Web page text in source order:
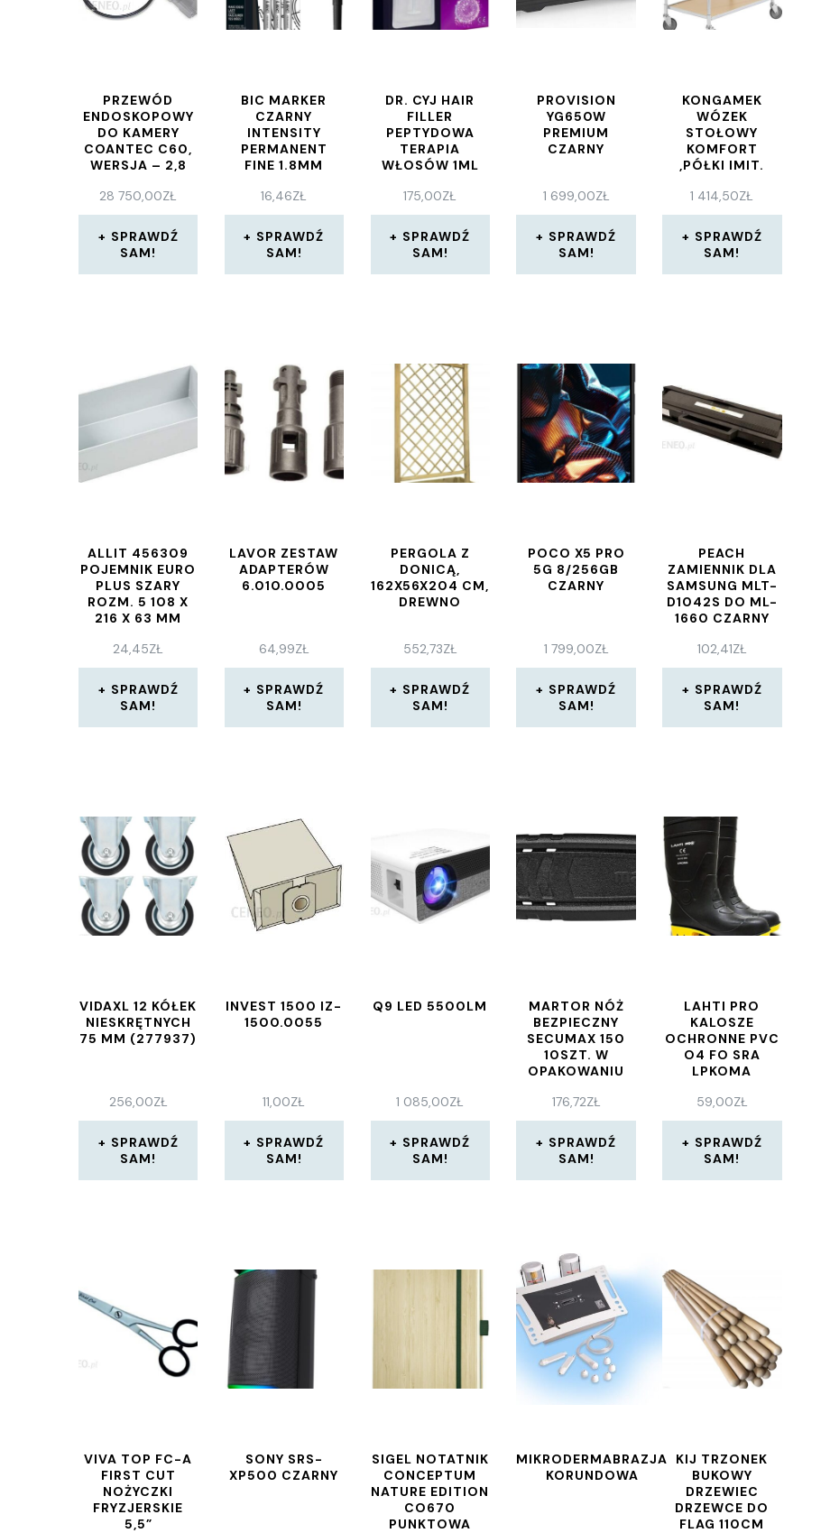
PRZEWÓD
ENDOSKOPOWY
DO KAMERY
COANTEC C60,
WERSJA – 2,8
(2820)
28 750,00ZŁ
SPRAWDŹ
SAM!
BIC MARKER
CZARNY
INTENSITY
PERMANENT
FINE 1.8MM
16,46ZŁ
SPRAWDŹ
SAM!
DR. CYJ HAIR
FILLER
PEPTYDOWA
TERAPIA
WŁOSÓW 1ML
175,00ZŁ
SPRAWDŹ
SAM!
PROVISION
YG650W
PREMIUM
CZARNY
1 699,00ZŁ
SPRAWDŹ
SAM!
KONGAMEK
WÓZEK
STOŁOWY
KOMFORT
,PÓŁKI IMIT.
1 414,50ZŁ
SPRAWDŹ
SAM!
ALLIT 456309
POJEMNIK EURO
PLUS SZARY
ROZM. 5 108 X
216 X 63 MM
24,45ZŁ
SPRAWDŹ
SAM!
LAVOR ZESTAW
ADAPTERÓW
6.010.0005
64,99ZŁ
SPRAWDŹ
SAM!
PERGOLA Z
DONICĄ,
162X56X204 CM,
DREWNO
552,73ZŁ
SPRAWDŹ
SAM!
POCO X5 PRO
5G 8/256GB
CZARNY
1 799,00ZŁ
SPRAWDŹ
SAM!
PEACH
ZAMIENNIK DLA
SAMSUNG MLT-
D1042S DO ML-
1660 CZARNY
102,41ZŁ
SPRAWDŹ
SAM!
VIDAXL 12 KÓŁEK
NIESKRĘTNYCH
75 MM (277937)
256,00ZŁ
SPRAWDŹ
SAM!
INVEST 1500 IZ-
1500.0055
11,00ZŁ
SPRAWDŹ
SAM!
Q9 LED 5500LM
1 085,00ZŁ
SPRAWDŹ
SAM!
MARTOR NÓŻ
BEZPIECZNY
SECUMAX 150
10SZT. W
OPAKOWANIU
176,72ZŁ
SPRAWDŹ
SAM!
LAHTI PRO
KALOSZE
OCHRONNE PVC
O4 FO SRA
LPKOMA
59,00ZŁ
SPRAWDŹ
SAM!
VIVA TOP FC-A
FIRST CUT
NOŻYCZKI
FRYZJERSKIE
5,5”
SONY SRS-
XP500 CZARNY
SIGEL NOTATNIK
CONCEPTUM
NATURE EDITION
CO670
PUNKTOWA
MIKRODERMABRAZJA
KORUNDOWA
KIJ TRZONEK
BUKOWY
DRZEWIEC
DRZEWCE DO
FLAG 110CM